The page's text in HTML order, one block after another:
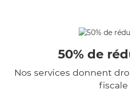
50% de
Nos services donnent
fiscale